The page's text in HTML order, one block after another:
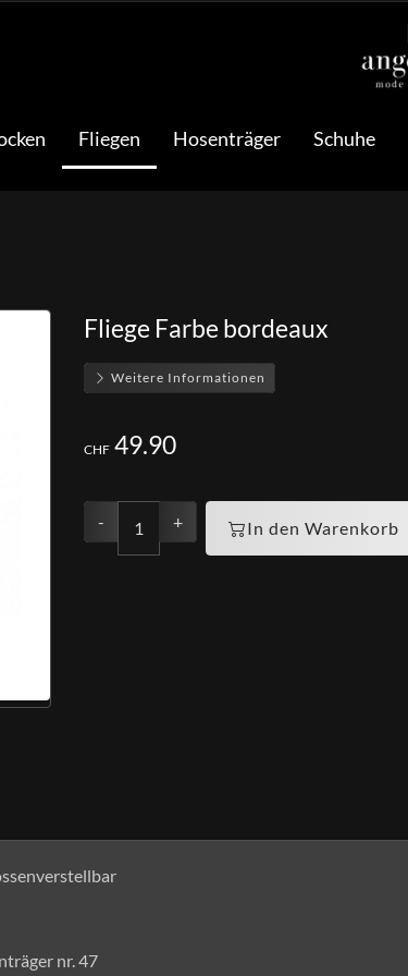
Fliegen Hosenträger Schuhe
Fliege Farbe bordeaux
Weitere Informationen
CHF 49.90
- + In den Warenkorb
nr. 47